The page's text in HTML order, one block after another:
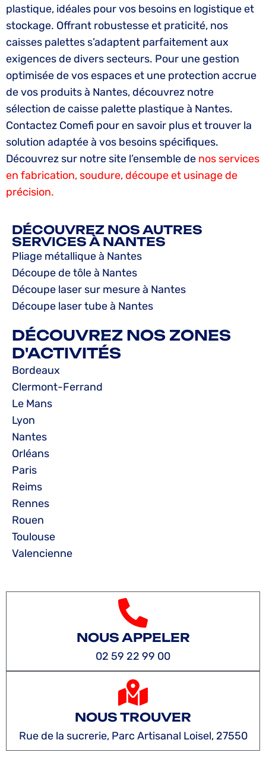
plastique, idéales pour vos besoins en logistique et
stockage. Offrant robustesse et praticité, nos
caisses palettes s’adaptent parfaitement aux
exigences de divers secteurs. Pour une gestion
optimisée de vos espaces et une protection accrue
de vos produits à Nantes, découvrez notre
sélection de caisse palette plastique à Nantes.
Contactez Comefi pour en savoir plus et trouver la
solution adaptée à vos besoins spécifiques.
Découvrez sur notre site l’ensemble de nos services
en fabrication, soudure, découpe et usinage de
précision.
DÉCOUVREZ NOS AUTRES
SERVICES À NANTES
Pliage métallique à Nantes
Découpe de tôle à Nantes
Découpe laser sur mesure à Nantes
Découpe laser tube à Nantes
DÉCOUVREZ NOS ZONES
D'ACTIVITÉS
Bordeaux
Clermont-Ferrand
Le Mans
Lyon
Nantes
Orléans
Paris
Reims
Rennes
Rouen
Toulouse
Valencienne
NOUS APPELER
02 59 22 99 00
NOUS TROUVER
Rue de la sucrerie, Parc Artisanal Loisel, 27550